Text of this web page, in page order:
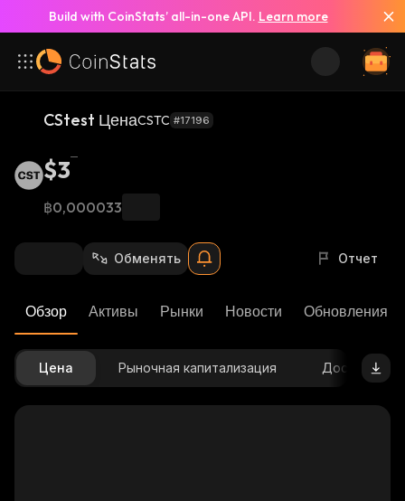
Build with CoinStats’ all-in-one API. Learn more
CStest ЦенаCSTC #17196
$3
฿0,000033
Обменять Отчет
Обзор Активы Рынки Новости Обновления
Цена Рыночная капитализация Доступное